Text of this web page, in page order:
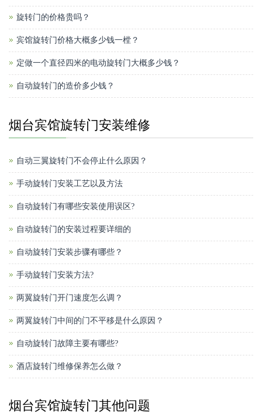
旋转门的价格贵吗？
宾馆旋转门价格大概多少钱一樘？
定做一个直径四米的电动旋转门大概多少钱？
自动旋转门的造价多少钱？
烟台宾馆旋转门安装维修
自动三翼旋转门不会停止什么原因？
手动旋转门安装工艺以及方法
自动旋转门有哪些安装使用误区?
自动旋转门的安装过程要详细的
自动旋转门安装步骤有哪些？
手动旋转门安装方法?
两翼旋转门开门速度怎么调？
两翼旋转门中间的门不平移是什么原因？
自动旋转门故障主要有哪些?
酒店旋转门维修保养怎么做？
烟台宾馆旋转门其他问题